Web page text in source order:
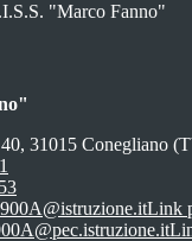
"Marco Fanno"
31015 Conegliano
Link